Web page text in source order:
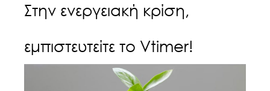
Στην ενεργειακή κρίση,
εμπιστευτείτε το Vtimer!